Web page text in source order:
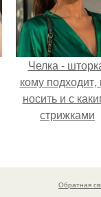
Челка -
кому подходит,
носить и с
стрижками
Обратная